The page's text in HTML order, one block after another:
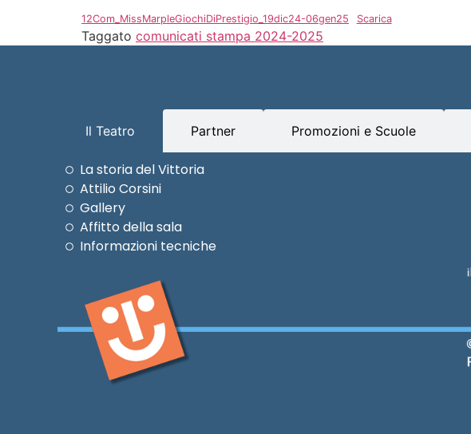
12Com_MissMarpleGiochiDiPrestigio_19dic24-06gen25 Scarica
Taggato comunicati stampa 2024-2025
Il Teatro Partner Promozioni e Scuole
La storia del Vittoria
Attilio Corsini
Gallery
Affitto della sala
Informazioni tecniche